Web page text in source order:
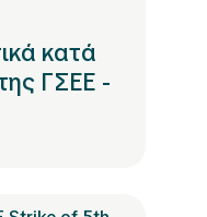
κατά
ΓΣΕΕ -